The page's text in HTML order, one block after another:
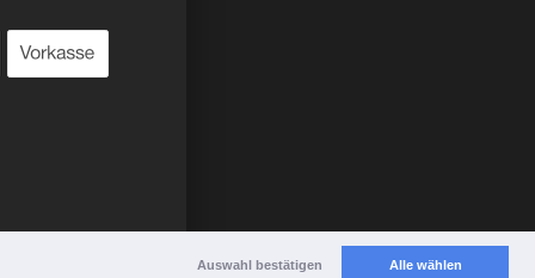
Auswahl bestätigen Alle wählen